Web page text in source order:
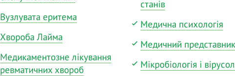
Вузлувата еритема
Хвороба Лайма
Медикаментозне лікування
ревматичних хвороб
станів
Медична психологія
Медичний представник
Мікробіологія і